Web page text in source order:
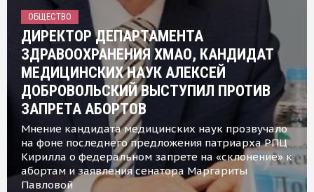
ОБЩЕСТВО
ДИРЕКТОР ДЕПАРТАМЕНТА
ЗДРАВООХРАНЕНИЯ ХМАО, КАНДИДАТ
МЕДИЦИНСКИХ НАУК АЛЕКСЕЙ
ДОБРОВОЛЬСКИЙ ВЫСТУПИЛ ПРОТИВ
ЗАПРЕТА АБОРТОВ
Мнение кандидата медицинских наук прозвучало
на фоне последнего предложения патриарха РПЦ
Кирилла о федеральном запрете на «склонение» к
абортам и заявления сенатора Маргариты
Павловой